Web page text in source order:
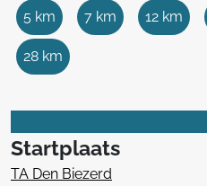
5 km 7 km 12 km
28 km
Startplaats
TA Den Biezerd